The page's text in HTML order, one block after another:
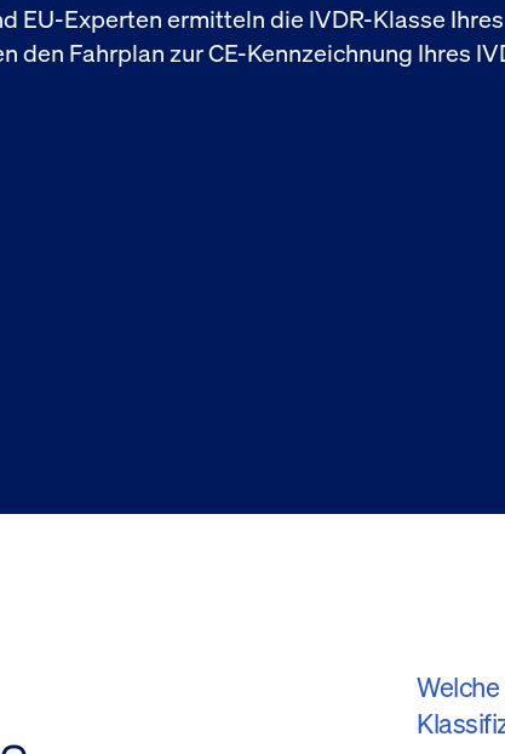
EU-Experten ermitteln die IVDR-Klasse Ihres
den Fahrplan zur CE-Kennzeichnung Ihres